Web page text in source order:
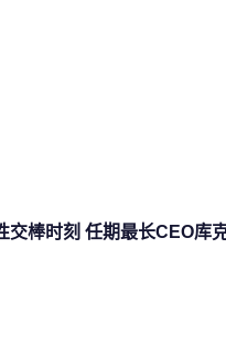
交棒时刻 任期最长CEO库